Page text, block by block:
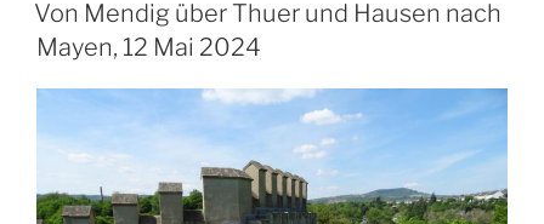
Von Mendig über Thuer und Hausen nach
Mayen, 12 Mai 2024